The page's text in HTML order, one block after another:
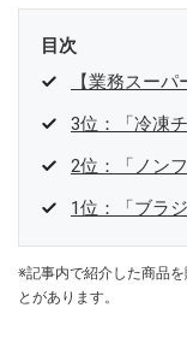
目次
【業務スー
3位：「冷凍
2位：「ノン
1位：「ブラ
※記事内で紹介した商品
とがあります。